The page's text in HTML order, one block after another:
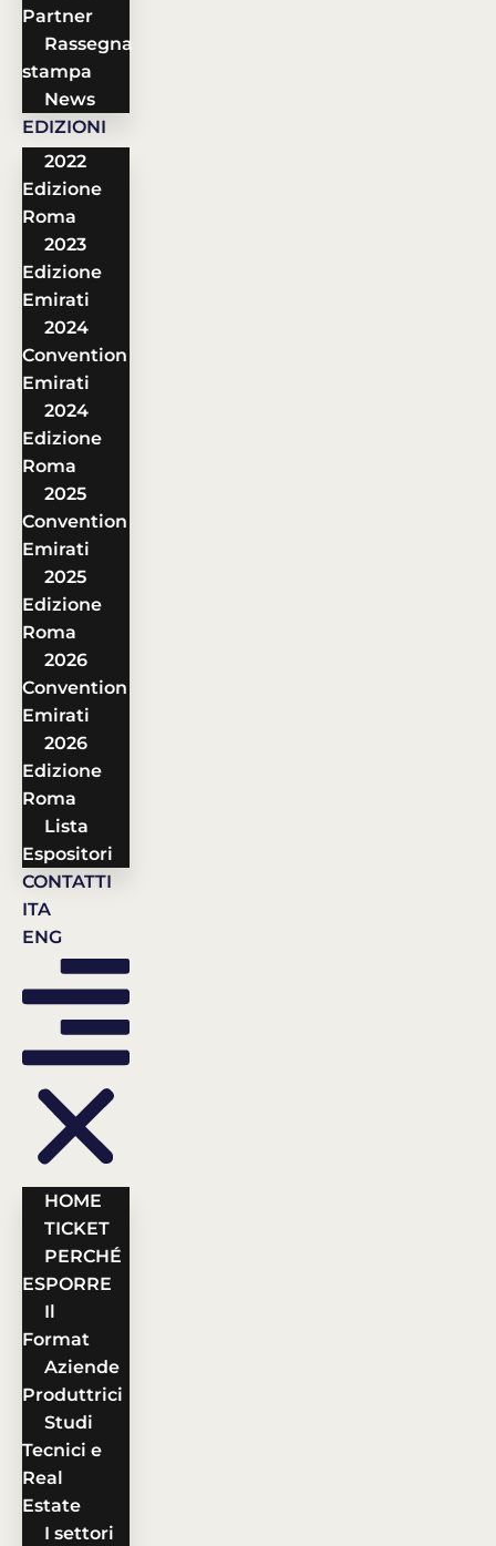
Partner
Rassegna
stampa
News
EDIZIONI
2022
Edizione
Roma
2023
Edizione
Emirati
2024
Convention
Emirati
2024
Edizione
Roma
2025
Convention
Emirati
2025
Edizione
Roma
2026
Convention
Emirati
2026
Edizione
Roma
Lista
Espositori
CONTATTI
ITA
ENG
HOME
TICKET
PERCHÉ
ESPORRE
Il
Format
Aziende
Produttrici
Studi
Tecnici e
Real
Estate
I settori